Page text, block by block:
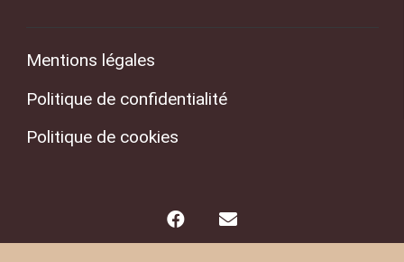
Mentions légales
Politique de confidentialité
Politique de cookies